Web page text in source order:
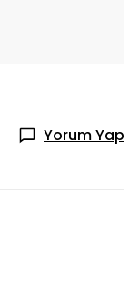
Yorum Yap